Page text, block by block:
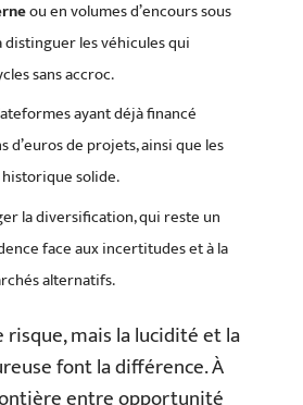
ou en volumes d’encours sous
les véhicules qui
sans accroc.
ayant déjà financé
d’euros de projets, ainsi que les
solide.
la diversification, qui reste un
face aux incertitudes et à la
alternatifs.
risque, mais la lucidité et la
font la différence. À